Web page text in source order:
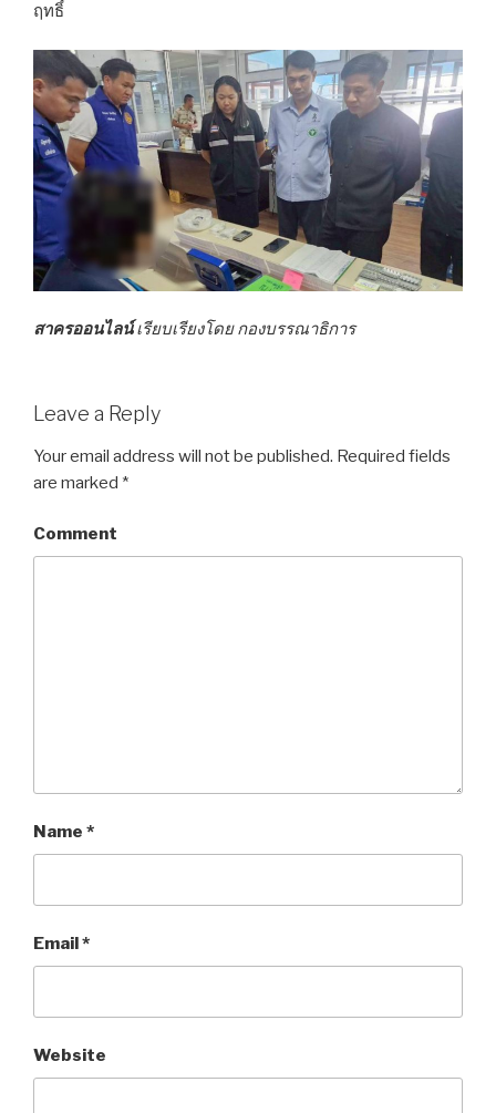
ฤทธิ์
สาครออนไลน์เรียบเรียงโดย กองบรรณาธิการ
Leave a Reply
Your email address will not be published. Required fields
are marked *
Comment
Name *
Email *
Website